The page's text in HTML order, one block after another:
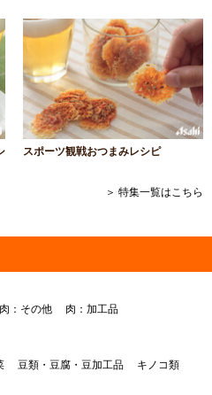
スポーツ観戦おつまみレシピ
＞ 特集一覧はこちら
肉：その他 肉：加工品
豆類・豆腐・豆加工品
キノコ類